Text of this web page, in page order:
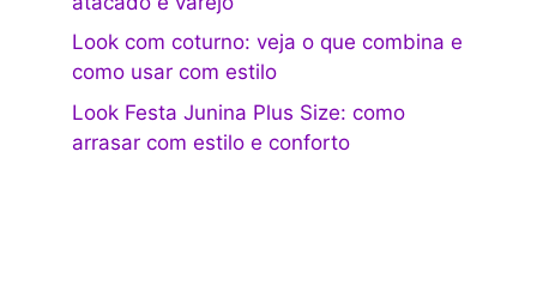
Look com coturno: veja o que combina e
como usar com estilo
Look Festa Junina Plus Size: como
arrasar com estilo e conforto